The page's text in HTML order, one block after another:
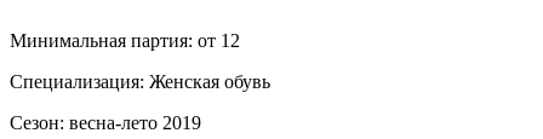
Минимальная партия: от 12
Специализация: Женская обувь
Сезон: весна-лето 2019